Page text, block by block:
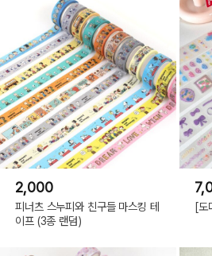
2,000
피너츠 스누피와 친구들 마스킹 테
이프 (3종 랜덤)
[도